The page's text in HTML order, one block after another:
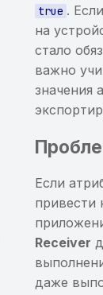
true .
на
стало
важно
значения
Если
привести
Receiver
даже